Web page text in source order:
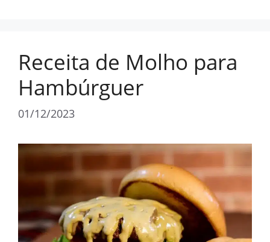
Receita de Molho para
Hambúrguer
01/12/2023